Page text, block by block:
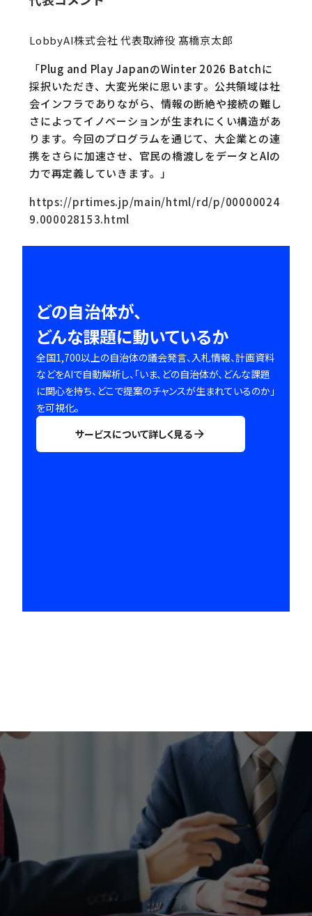
LobbyAI株式会社 代表取締役 髙橋京太郎
「Plug and Play JapanのWinter 2026 Batchに
採択いただき、大変光栄に思います。公共領域は社
会インフラでありながら、情報の断絶や接続の難し
さによってイノベーションが生まれにくい構造があ
ります。今回のプログラムを通じて、大企業との連
携をさらに加速させ、官民の橋渡しをデータとAIの
力で再定義していきます。」
https://prtimes.jp/main/html/rd/p/00000024
9.000028153.html
どの自治体が、
どんな課題に動いているか
全国1,700以上の自治体の議会発言、入札情報、計画資料
などをAIで自動解析し、「いま、どの自治体が、どんな課題
に関心を持ち、どこで提案のチャンスが生まれているのか」
を可視化。
サービスについて詳しく見るarrow_forward